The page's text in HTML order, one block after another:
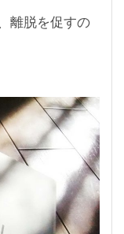
離脱を促すの